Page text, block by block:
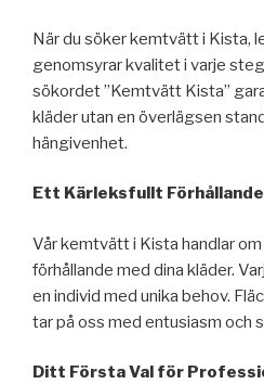
När du söker kemtvätt i Kista,
genomsyrar kvalitet i varje
sökordet ”Kemtvätt Kista”
kläder utan en överlägsen
hängivenhet.
Ett Kärleksfullt Förhållande
Vår kemtvätt i Kista handlar
förhållande med dina kläder.
en individ med unika behov.
tar på oss med entusiasm och
Ditt Första Val för